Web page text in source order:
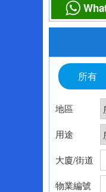
所有
地區
用途
大廈/街道
物業編號